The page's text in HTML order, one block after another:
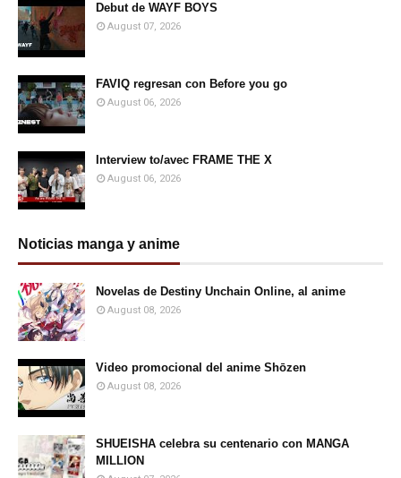
Debut de WAYF BOYS
August 07, 2026
FAVIQ regresan con Before you go
August 06, 2026
Interview to/avec FRAME THE X
August 06, 2026
Noticias manga y anime
Novelas de Destiny Unchain Online, al anime
August 08, 2026
Video promocional del anime Shōzen
August 08, 2026
SHUEISHA celebra su centenario con MANGA
MILLION